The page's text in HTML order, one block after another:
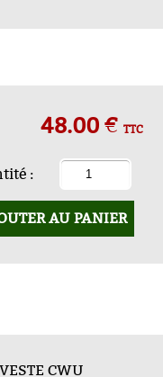
48.00 €TTC
:
AU PANIER
N3B T...
CWU